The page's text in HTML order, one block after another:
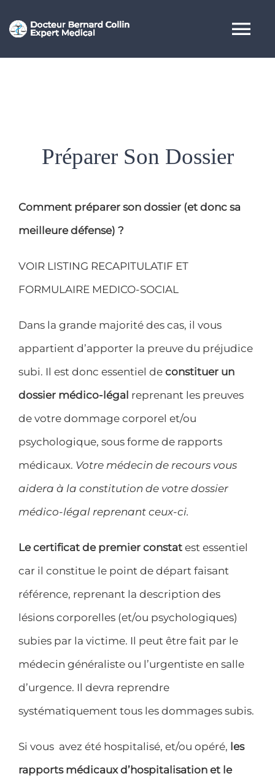
au
contenu
EXPERTISE MEDICALE
CONTACT
Préparer Son Dossier
Comment préparer son dossier (et donc sa
meilleure défense) ?
VOIR LISTING RECAPITULATIF ET
FORMULAIRE MEDICO-SOCIAL
Dans la grande majorité des cas, il vous
appartient d’apporter la preuve du préjudice
subi. Il est donc essentiel de constituer un
dossier médico-légal reprenant les preuves
de votre dommage corporel et/ou
psychologique, sous forme de rapports
médicaux. Votre médecin de recours vous
aidera à la constitution de votre dossier
médico-légal reprenant ceux-ci.
Le certificat de premier constat est essentiel
car il constitue le point de départ faisant
référence, reprenant la description des
lésions corporelles (et/ou psychologiques)
subies par la victime. Il peut être fait par le
médecin généraliste ou l’urgentiste en salle
d’urgence. Il devra reprendre
systématiquement tous les dommages subis.
Si vous avez été hospitalisé, et/ou opéré, les
rapports médicaux d’hospitalisation et le